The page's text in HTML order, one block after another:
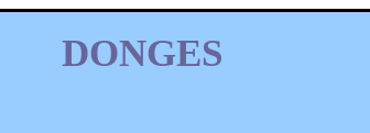
DONGES